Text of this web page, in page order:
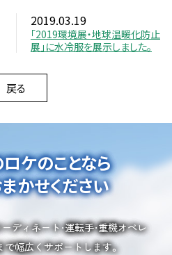
2019.03.19
「2019環境展・地球温暖化防止
展」に水冷服を展示しました。
戻る
ケのことなら
かせください
ディネート・運転手・重機オペレ
で幅広くサポートします。